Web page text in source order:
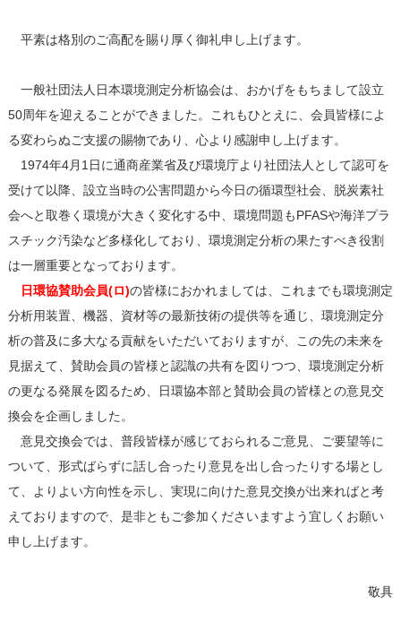
平素は格別のご高配を賜り厚く御礼申し上げます。
一般社団法人日本環境測定分析協会は、おかげをもちまして設立
50周年を迎えることができました。これもひとえに、会員皆様によ
る変わらぬご支援の賜物であり、心より感謝申し上げます。
1974年4月1日に通商産業省及び環境庁より社団法人として認可を
受けて以降、設立当時の公害問題から今日の循環型社会、脱炭素社
会へと取巻く環境が大きく変化する中、環境問題もPFASや海洋プラ
スチック汚染など多様化しており、環境測定分析の果たすべき役割
は一層重要となっております。
日環協賛助会員(ロ)の皆様におかれましては、これまでも環境測定
分析用装置、機器、資材等の最新技術の提供等を通じ、環境測定分
析の普及に多大なる貢献をいただいておりますが、この先の未来を
見据えて、賛助会員の皆様と認識の共有を図りつつ、環境測定分析
の更なる発展を図るため、日環協本部と賛助会員の皆様との意見交
換会を企画しました。
意見交換会では、普段皆様が感じておられるご意見、ご要望等に
ついて、形式ばらずに話し合ったり意見を出し合ったりする場とし
て、よりよい方向性を示し、実現に向けた意見交換が出来ればと考
えておりますので、是非ともご参加くださいますよう宜しくお願い
申し上げます。
敬具